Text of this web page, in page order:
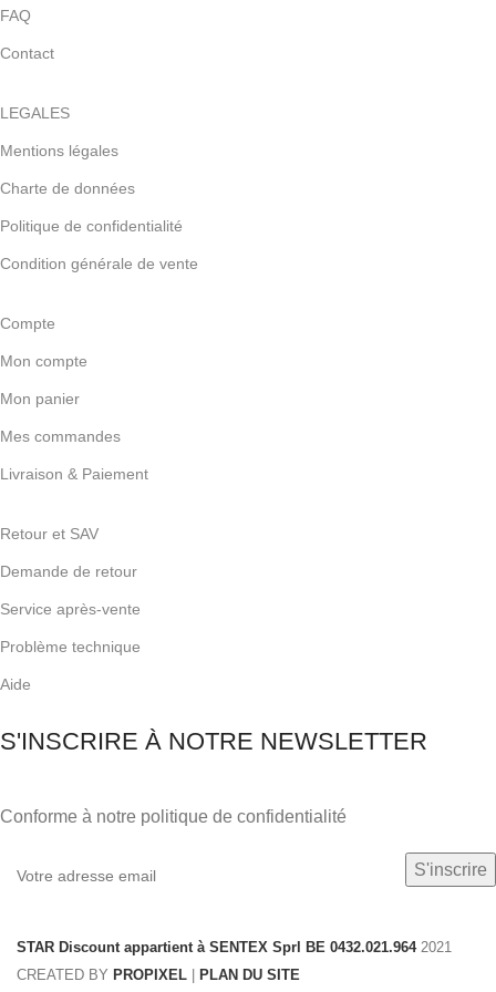
FAQ
Contact
LEGALES
Mentions légales
Charte de données
Politique de confidentialité
Condition générale de vente
Compte
Mon compte
Mon panier
Mes commandes
Livraison & Paiement
Retour et SAV
Demande de retour
Service après-vente
Problème technique
Aide
S'INSCRIRE À NOTRE NEWSLETTER
Conforme à notre politique de confidentialité
STAR Discount appartient à SENTEX Sprl BE 0432.021.964 2021
CREATED BY PROPIXEL PLAN DU SITE